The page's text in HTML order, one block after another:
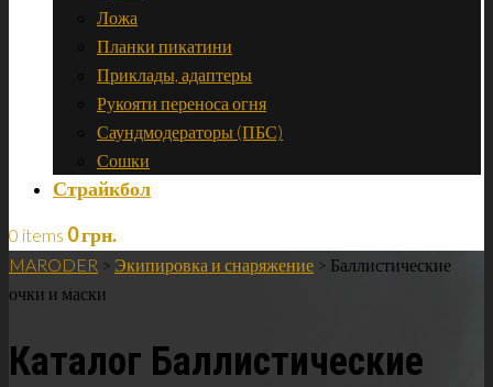
Ложа
Планки пикатини
Приклады, адаптеры
Рукояти переноса огня
Саундмодераторы (ПБС)
Сошки
Страйкбол
0 items 0грн.
MARODER > Экипировка и снаряжение > Баллистические
очки и маски
Каталог Баллистические